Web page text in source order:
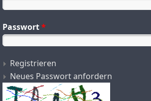
Passwort*
Registrieren
Neues Passwort anfordern